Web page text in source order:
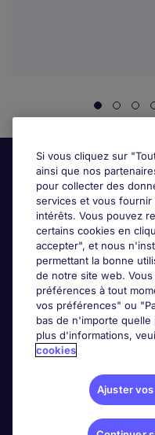
Candidats
Entreprises
Contact
Les avis Google
Si vous cliquez sur
ainsi que nos
pour collecter des
services et vous
intérêts. Vous pouvez
certains cookies en
accepter", et nous
permettant la bonne
de notre site web.
préférences à tout
vos préférences" ou
bas de n'importe
plus d'informations,
cookies
Ajuster